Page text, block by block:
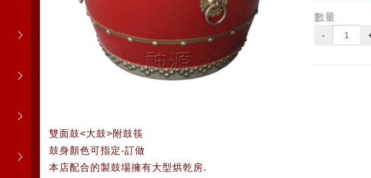
數量
-
雙面鼓<大鼓>附鼓筷
鼓身顏色可指定-訂做
本店配合的製鼓場擁有大型烘乾房.